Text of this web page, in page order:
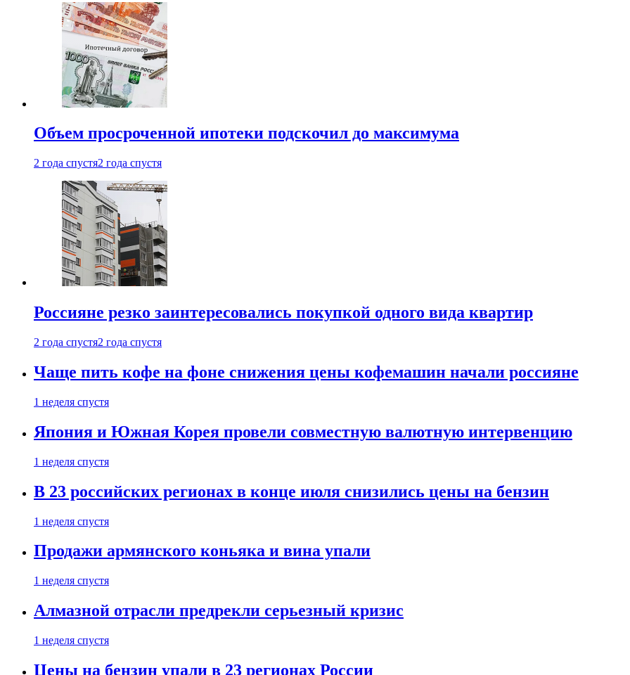
Объем просроченной ипотеки подскочил до максимума
2 года спустя2 года спустя
Россияне резко заинтересовались покупкой одного вида квартир
2 года спустя2 года спустя
Чаще пить кофе на фоне снижения цены кофемашин начали россияне
1 неделя спустя
Япония и Южная Корея провели совместную валютную интервенцию
1 неделя спустя
В 23 российских регионах в конце июля снизились цены на бензин
1 неделя спустя
Продажи армянского коньяка и вина упали
1 неделя спустя
Алмазной отрасли предрекли серьезный кризис
1 неделя спустя
Цены на бензин упали в 23 регионах России